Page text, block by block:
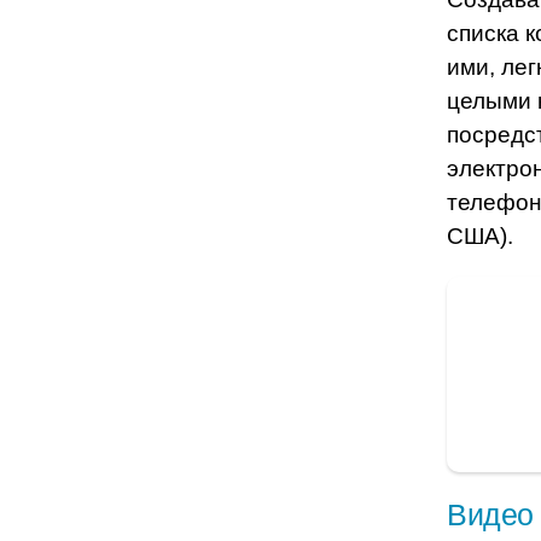
списка
ими,
целыми
США).
Видео